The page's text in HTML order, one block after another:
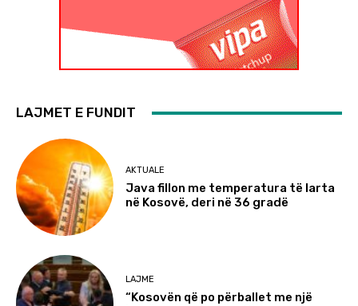
LAJMET E FUNDIT
AKTUALE
Java fillon me temperatura të larta
në Kosovë, deri në 36 gradë
LAJME
“Kosovën që po përballet me një